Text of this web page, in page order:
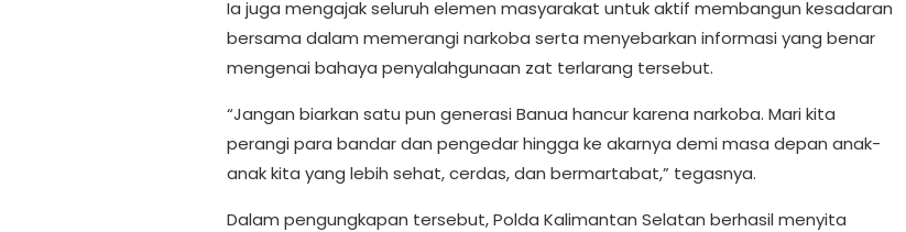
Ia juga mengajak seluruh elemen masyarakat untuk aktif membangun kesadaran
bersama dalam memerangi narkoba serta menyebarkan informasi yang benar
mengenai bahaya penyalahgunaan zat terlarang tersebut.
“Jangan biarkan satu pun generasi Banua hancur karena narkoba. Mari kita
perangi para bandar dan pengedar hingga ke akarnya demi masa depan anak-
anak kita yang lebih sehat, cerdas, dan bermartabat,” tegasnya.
Dalam pengungkapan tersebut, Polda Kalimantan Selatan berhasil menyita